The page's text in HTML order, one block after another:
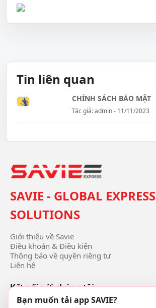
Tin liên quan
CHÍNH SÁCH BẢO MẬT
Tác giả: admin - 11/11/2023
SAVIE - GLOBAL EXPRESS
SOLUTIONS
Giới thiệu về Savie
Điều khoản & Điều kiện
Thông báo về quyền riêng tư
Liên hệ
Kết nối với chúng tôi
Bạn muốn tải app SAVIE?